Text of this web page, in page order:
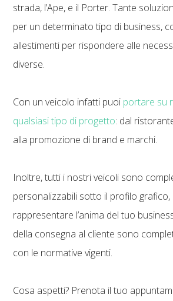
strada, l’Ape, e il Porter. Tante
per un determinato tipo di business,
allestimenti per rispondere alle
diverse.
Con un veicolo infatti puoi portare su
qualsiasi tipo di progetto: dal
alla promozione di brand e marchi.
Inoltre, tutti i nostri veicoli sono
personalizzabili sotto il profilo
rappresentare l’anima del tuo
della consegna al cliente sono
con le normative vigenti.
Cosa aspetti? Prenota il tuo